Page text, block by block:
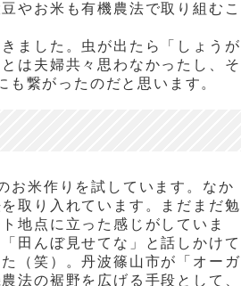
やお米も有機農法で取り組むこ
ました。虫が出たら「しょうが
は夫婦共々思わなかったし、そ
繋がったのだと思います。
お米作りを試しています。なか
取り入れています。まだまだ勉
地点に立った感じがしていま
田んぼ見せてな」と話しかけて
（笑）。丹波篠山市が「オーガ
法の裾野を広げる手段として、